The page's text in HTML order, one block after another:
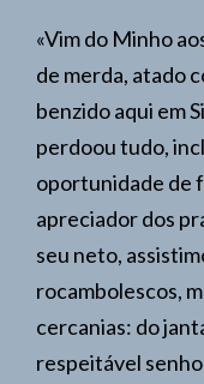
«Vim do Minho
de merda, atado
benzido aqui em
perdoou tudo,
oportunidade de
apreciador dos
seu neto,
rocambolescos,
cercanias: do
respeitável